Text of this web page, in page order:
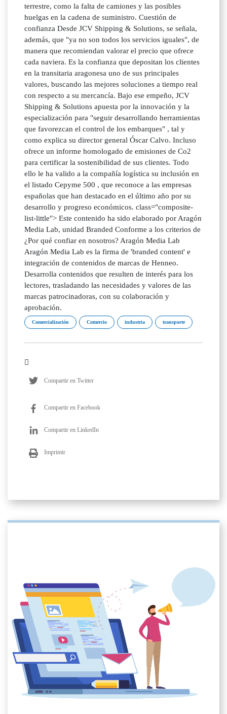
terrestre, como la falta de camiones y las posibles
huelgas en la cadena de suministro. Cuestión de
confianza Desde JCV Shipping & Solutions, se señala,
además, que "ya no son todos los servicios iguales", de
manera que recomiendan valorar el precio que ofrece
cada naviera. Es la confianza que depositan los clientes
en la transitaria aragonesa uno de sus principales
valores, buscando las mejores soluciones a tiempo real
con respecto a su mercancía. Bajo ese empeño, JCV
Shipping & Solutions apuesta por la innovación y la
especialización para "seguir desarrollando herramientas
que favorezcan el control de los embarques" , tal y
como explica su director general Óscar Calvo. Incluso
ofrece un informe homologado de emisiones de Co2
para certificar la sostenibilidad de sus clientes. Todo
ello le ha valido a la compañía logística su inclusión en
el listado Cepyme 500 , que reconoce a las empresas
españolas que han destacado en el último año por su
desarrollo y progreso económicos. class="composite-
list-little"> Este contenido ha sido elaborado por Aragón
Media Lab, unidad Branded Conforme a los criterios de
¿Por qué confiar en nosotros? Aragón Media Lab
Aragón Media Lab es la firma de 'branded content' e
integración de contenidos de marcas de Henneo.
Desarrolla contenidos que resulten de interés para los
lectores, trasladando las necesidades y valores de las
marcas patrocinadoras, con su colaboración y
aprobación.
Comercialización Comercio industria transporte
Compartir en Twitter
Compartir en Facebook
Compartir en LinkedIn
Imprimir